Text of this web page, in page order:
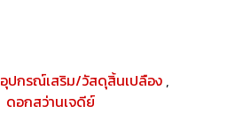
อุปกรณ์เสริม/วัสดุสิ้นเปลือง ,
ดอกสว่านเจดีย์